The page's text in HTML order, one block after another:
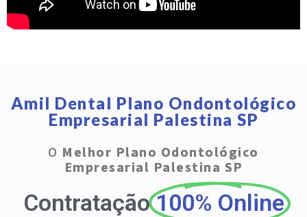
Amil Dental Plano Ondontológico
Empresarial Palestina SP
O Melhor Plano Odontológico
Empresarial Palestina SP
Contratação 100% Online